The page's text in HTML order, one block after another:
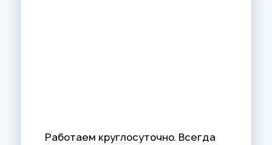
Работаем круглосуточно. Всегда